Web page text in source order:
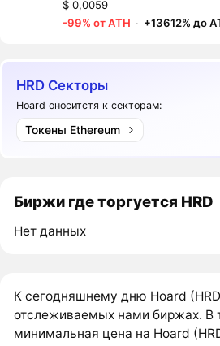
$ 0,0059
-99% от ATH · +13612% до
HRD Секторы
Hoard оноситстя к секторам:
Токены Ethereum
Биржи где торгуется HRD
Нет данных
К сегодняшнему дню Hoard
отслеживаемых нами биржах. В
минимальная цена на Hoard